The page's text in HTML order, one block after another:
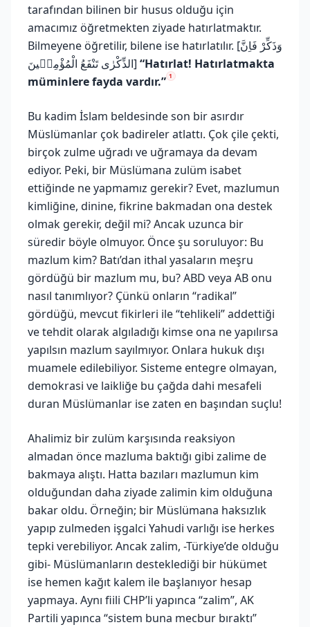
tarafından bilinen bir husus olduğu için
amacımız öğretmekten ziyade hatırlatmaktır.
Bilmeyene öğretilir, bilene ise hatırlatılır. [وَذَكِّرْ فَاِنَّ
الذِّكْرٰى تَنْفَعُ الْمُؤْمِن۪ينَ] “Hatırlat! Hatırlatmakta
müminlere fayda vardır.” 1
Bu kadim İslam beldesinde son bir asırdır
Müslümanlar çok badireler atlattı. Çok çile çekti,
birçok zulme uğradı ve uğramaya da devam
ediyor. Peki, bir Müslümana zulüm isabet
ettiğinde ne yapmamız gerekir? Evet, mazlumun
kimliğine, dinine, fikrine bakmadan ona destek
olmak gerekir, değil mi? Ancak uzunca bir
süredir böyle olmuyor. Önce şu soruluyor: Bu
mazlum kim? Batı’dan ithal yasaların meşru
gördüğü bir mazlum mu, bu? ABD veya AB onu
nasıl tanımlıyor? Çünkü onların “radikal”
gördüğü, mevcut fikirleri ile “tehlikeli” addettiği
ve tehdit olarak algıladığı kimse ona ne yapılırsa
yapılsın mazlum sayılmıyor. Onlara hukuk dışı
muamele edilebiliyor. Sisteme entegre olmayan,
demokrasi ve laikliğe bu çağda dahi mesafeli
duran Müslümanlar ise zaten en başından suçlu!
Ahalimiz bir zulüm karşısında reaksiyon
almadan önce mazluma baktığı gibi zalime de
bakmaya alıştı. Hatta bazıları mazlumun kim
olduğundan daha ziyade zalimin kim olduğuna
bakar oldu. Örneğin; bir Müslümana haksızlık
yapıp zulmeden işgalci Yahudi varlığı ise herkes
tepki verebiliyor. Ancak zalim, -Türkiye’de olduğu
gibi- Müslümanların desteklediği bir hükümet
ise hemen kağıt kalem ile başlanıyor hesap
yapmaya. Aynı fiili CHP’li yapınca “zalim”, AK
Partili yapınca “sistem buna mecbur bıraktı”